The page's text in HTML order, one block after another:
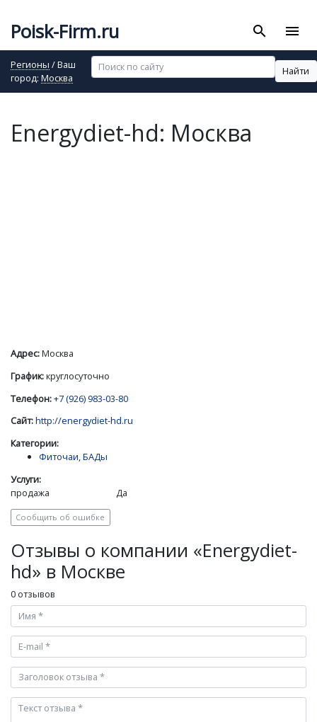
Poisk-Firm.ru search menu
Регионы / Ваш
город: Москва
Найти
Energydiet-hd: Москва
Адрес:Москва
График:круглосуточно
Телефон:+7 (926) 983-03-80
Сайт:http://energydiet-hd.ru
Категории:
Фиточаи, БАДы
Услуги:
продажа
Да
Сообщить об ошибке
Отзывы о компании «Energydiet-
hd» в Москве
0 отзывов